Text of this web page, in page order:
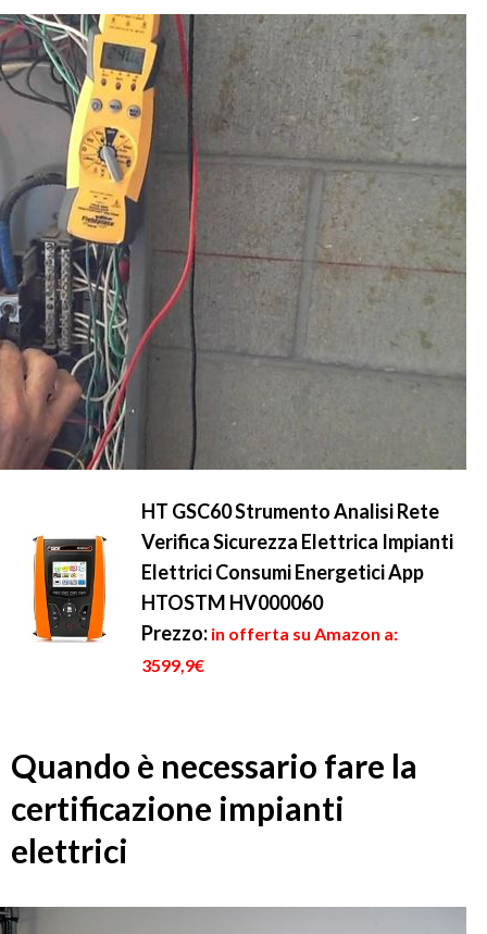
HT GSC60 Strumento Analisi Rete
Verifica Sicurezza Elettrica Impianti
Elettrici Consumi Energetici App
HTOSTM HV000060
Prezzo: in offerta su Amazon a:
3599,9€
Quando è necessario fare la
certificazione impianti
elettrici